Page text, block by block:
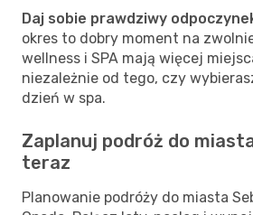
Daj sobie prawdziwy
okres to dobry moment na
wellness i SPA mają więcej
niezależnie od tego, czy
dzień w spa.
Zaplanuj podróż do
teraz
Planowanie podróży do miasta